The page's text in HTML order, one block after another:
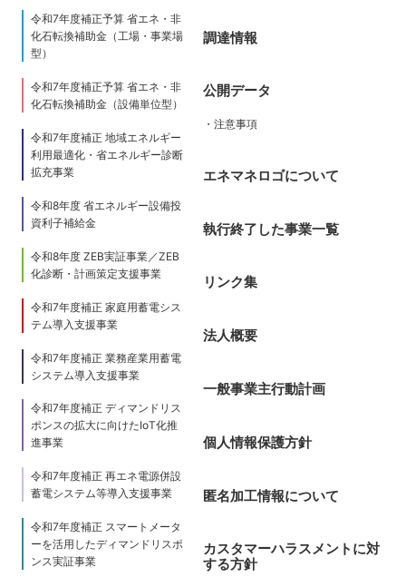
令和7年度補正予算 省エネ・非
化石転換補助金（工場・事業場
型）
令和7年度補正予算 省エネ・非
化石転換補助金（設備単位型）
令和7年度補正 地域エネルギー
利用最適化・省エネルギー診断
拡充事業
令和8年度 省エネルギー設備投
資利子補給金
令和8年度 ZEB実証事業／ZEB
化診断・計画策定支援事業
令和7年度補正 家庭用蓄電シス
テム導入支援事業
令和7年度補正 業務産業用蓄電
システム導入支援事業
令和7年度補正 ディマンドリス
ポンスの拡大に向けたIoT化推
進事業
令和7年度補正 再エネ電源併設
蓄電システム等導入支援事業
令和7年度補正 スマートメータ
ーを活用したディマンドリスポ
ンス実証事業
調達情報
公開データ
・注意事項
エネマネロゴについて
執行終了した事業一覧
リンク集
法人概要
一般事業主行動計画
個人情報保護方針
匿名加工情報について
カスタマーハラスメントに対
する方針